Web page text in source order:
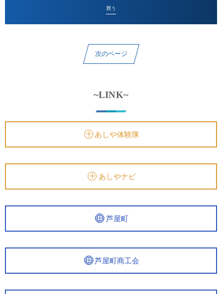
買う
次のページ
~LINK~
あしや体験隊
あしやナビ
芦屋町
芦屋町商工会